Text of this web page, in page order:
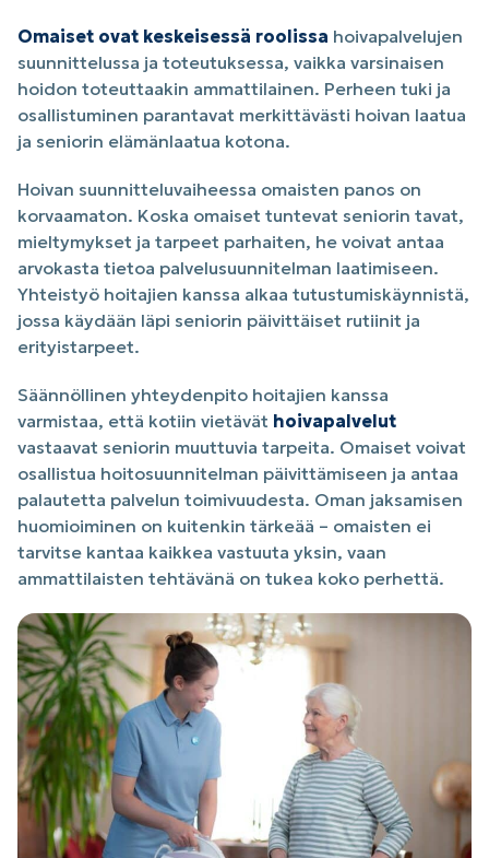
Omaiset ovat keskeisessä roolissa hoivapalvelujen
suunnittelussa ja toteutuksessa, vaikka varsinaisen
hoidon toteuttaakin ammattilainen. Perheen tuki ja
osallistuminen parantavat merkittävästi hoivan laatua
ja seniorin elämänlaatua kotona.
Hoivan suunnitteluvaiheessa omaisten panos on
korvaamaton. Koska omaiset tuntevat seniorin tavat,
mieltymykset ja tarpeet parhaiten, he voivat antaa
arvokasta tietoa palvelusuunnitelman laatimiseen.
Yhteistyö hoitajien kanssa alkaa tutustumiskäynnistä,
jossa käydään läpi seniorin päivittäiset rutiinit ja
erityistarpeet.
Säännöllinen yhteydenpito hoitajien kanssa
varmistaa, että kotiin vietävät hoivapalvelut
vastaavat seniorin muuttuvia tarpeita. Omaiset voivat
osallistua hoitosuunnitelman päivittämiseen ja antaa
palautetta palvelun toimivuudesta. Oman jaksamisen
huomioiminen on kuitenkin tärkeää – omaisten ei
tarvitse kantaa kaikkea vastuuta yksin, vaan
ammattilaisten tehtävänä on tukea koko perhettä.